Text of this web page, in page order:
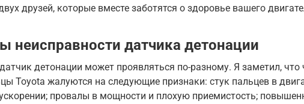
друзей, которые вместе заботятся о здоровье вашего
неисправности датчика детонации
детонации может проявляться по-разному. Я заметил, что
Toyota жалуются на следующие признаки: стук пальцев в
провалы в мощности и плохую приемистость;